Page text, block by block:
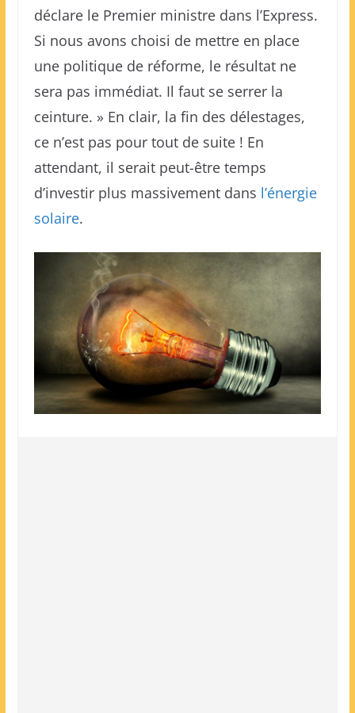
déclare le Premier ministre dans l’Express.
Si nous avons choisi de mettre en place
une politique de réforme, le résultat ne
sera pas immédiat. Il faut se serrer la
ceinture. » En clair, la fin des délestages,
ce n’est pas pour tout de suite ! En
attendant, il serait peut-être temps
d’investir plus massivement dans l’énergie
solaire.